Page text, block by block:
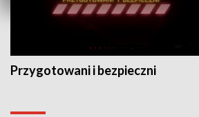
Przygotowani i bezpieczni